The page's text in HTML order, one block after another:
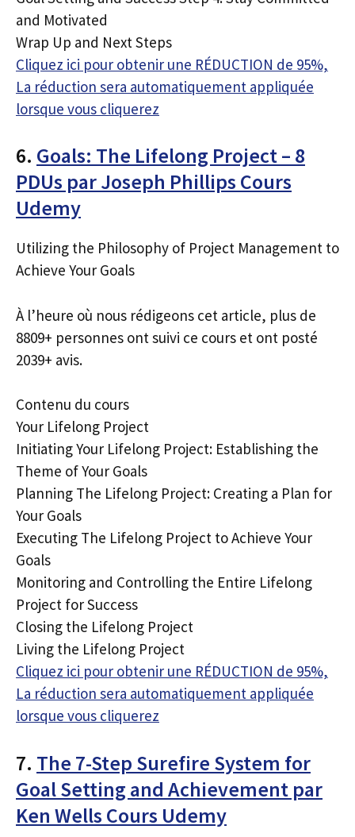
and Motivated
Wrap Up and Next Steps
Cliquez ici pour obtenir une RÉDUCTION de 95%,
La réduction sera automatiquement appliquée
lorsque vous cliquerez
6. Goals: The Lifelong Project – 8
PDUs par Joseph Phillips Cours
Udemy
Utilizing the Philosophy of Project Management to
Achieve Your Goals
À l’heure où nous rédigeons cet article, plus de
8809+ personnes ont suivi ce cours et ont posté
2039+ avis.
Contenu du cours
Your Lifelong Project
Initiating Your Lifelong Project: Establishing the
Theme of Your Goals
Planning The Lifelong Project: Creating a Plan for
Your Goals
Executing The Lifelong Project to Achieve Your
Goals
Monitoring and Controlling the Entire Lifelong
Project for Success
Closing the Lifelong Project
Living the Lifelong Project
Cliquez ici pour obtenir une RÉDUCTION de 95%,
La réduction sera automatiquement appliquée
lorsque vous cliquerez
7. The 7-Step Surefire System for
Goal Setting and Achievement par
Ken Wells Cours Udemy